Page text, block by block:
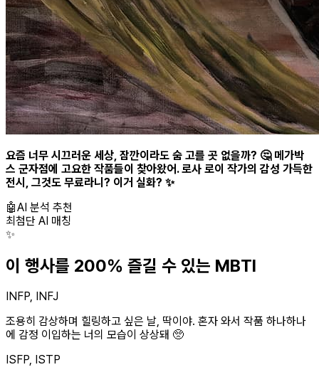
요즘 너무 시끄러운 세상, 잠깐이라도 숨 고를 곳 없을까? 🤔 메가박
스 군자점에 고요한 작품들이 찾아왔어. 로사 로이 작가의 감성 가득한
전시, 그것도 무료라니? 이거 실화? ✨
🤖AI 분석 추천
최첨단 AI 매칭
✨
이 행사를 200% 즐길 수 있는 MBTI
INFP, INFJ
조용히 감상하며 힐링하고 싶은 날, 딱이야. 혼자 와서 작품 하나하나
에 감정 이입하는 너의 모습이 상상돼 🥺
ISFP, ISTP